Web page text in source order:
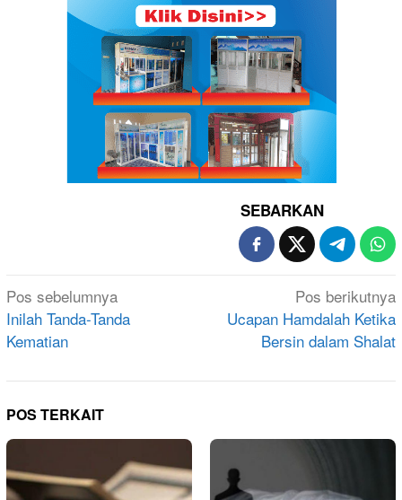
SEBARKAN
Navigasi
pos
Pos sebelumnya
Inilah Tanda-Tanda
Kematian
Pos berikutnya
Ucapan Hamdalah Ketika
Bersin dalam Shalat
POS TERKAIT